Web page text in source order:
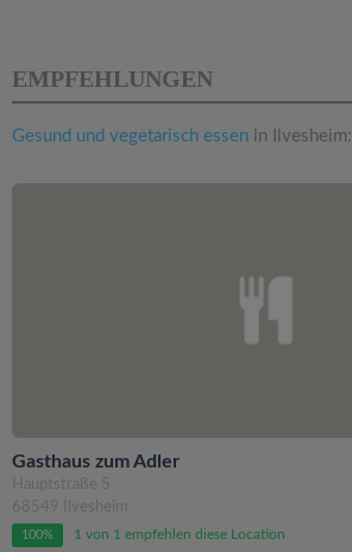
EMPFEHLUNGEN
Gesund und vegetarisch essen in Ilvesheim:
Gasthaus zum Adler
Hauptstraße 5
68549 Ilvesheim
100% 1 von 1 empfehlen diese Location